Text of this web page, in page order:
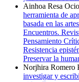
Ainhoa Resa
herramienta de
basada en las
Encuentros.
Pensamiento
Resistencia
Preservar la
Norjhira Romero
investigar y